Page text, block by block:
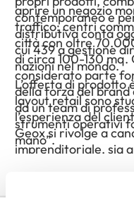
contemporaneo e
distributiva conta
cui 439 a gestione
nazioni nel mondo.
aprire un negozio
traffico: centri
città con oltre
di circa 100-130 mq.
considerato parte
della forza del
da un team di
strumenti operativi
mano”.
L’offerta di prodotto
layout retail sono
l’esperienza del
Geox si rivolge a
imprenditoriale, sia
competenze nel